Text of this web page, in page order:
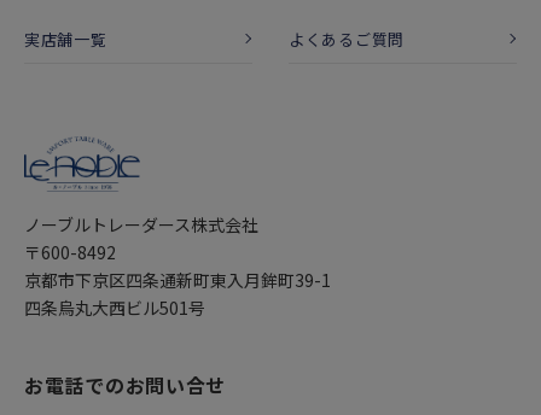
実店舗一覧 よくあるご質問
ノーブルトレーダース株式会社
〒600-8492
京都市下京区四条通新町東入月鉾町39-1
四条烏丸大西ビル501号
お電話でのお問い合せ